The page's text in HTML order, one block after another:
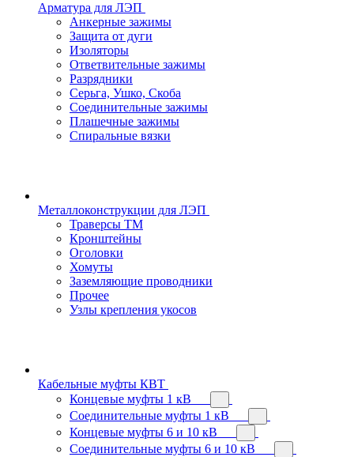
Арматура для ЛЭП
Анкерные зажимы
Защита от дуги
Изоляторы
Ответвительные зажимы
Разрядники
Серьга, Ушко, Скоба
Соединительные зажимы
Плашечные зажимы
Спиральные вязки
Металлоконструкции для ЛЭП
Траверсы ТМ
Кронштейны
Оголовки
Хомуты
Заземляющие проводники
Прочее
Узлы крепления укосов
Кабельные муфты КВТ
Концевые муфты 1 кВ
Соединительные муфты 1 кВ
Концевые муфты 6 и 10 кВ
Соединительные муфты 6 и 10 кВ